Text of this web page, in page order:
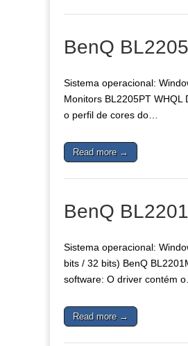
BenQ
Sistema operacional:
Monitors BL2205PT
o perfil de cores do…
Read more →
BenQ
Sistema operacional:
bits / 32 bits) BenQ
software: O driver contém
Read more →